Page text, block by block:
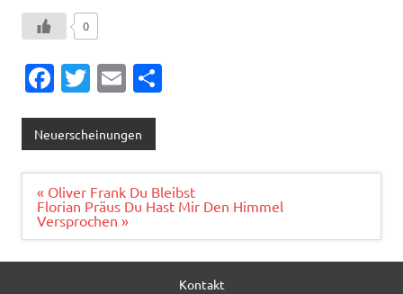
0
Fa
e
b
o
o
k
T
it
te
r
E
ai
l
n
Neuerscheinungen
Beitragsnavigation
« Oliver Frank Du Bleibst
Florian Präus Du Hast Mir Den Himmel
Versprochen »
Kontakt